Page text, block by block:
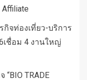
จท่องเที่ยว-บริการ
เชื่อม 4 งานใหญ่
“BIO TRADE